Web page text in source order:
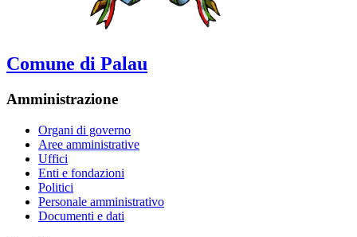
Comune di Palau
Amministrazione
Organi di governo
Aree amministrative
Uffici
Enti e fondazioni
Politici
Personale amministrativo
Documenti e dati